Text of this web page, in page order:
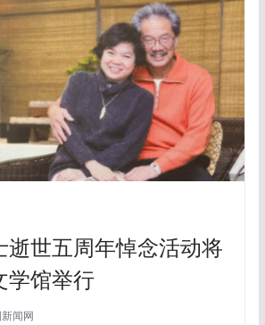
逝世五周年悼念活动将
学馆举行
闻网